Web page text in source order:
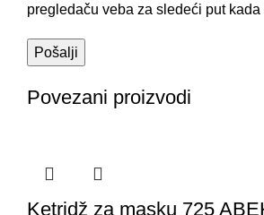
pregledaču veba za sledeći put kada
Povezani proizvodi
Ketridž za masku 725